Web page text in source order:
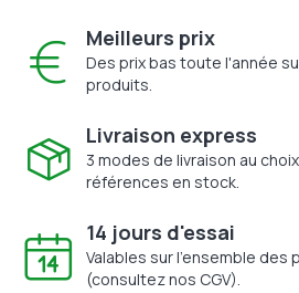
Meilleurs prix
Des prix bas toute l'année
produits.
Livraison express
3 modes de livraison au
références en stock.
14 jours d'essai
Valables sur l'ensemble des
(consultez nos CGV).